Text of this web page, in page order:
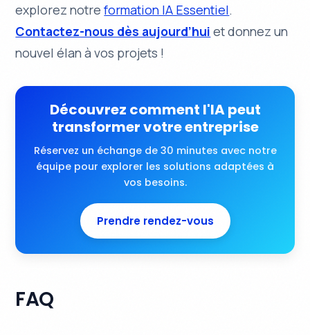
explorez notreformation IA Essentiel.
Contactez-nous dès aujourd’hui et donnez un
nouvel élan à vos projets !
Découvrez comment l'IA peut
transformer votre entreprise
Réservez un échange de 30 minutes avec notre
équipe pour explorer les solutions adaptées à
vos besoins.
Prendre rendez-vous
FAQ